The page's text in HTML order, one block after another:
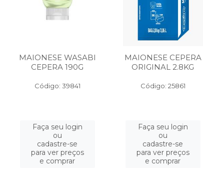
MAIONESE WASABI
CEPERA 190G
Código: 39841
Faça seu login
ou
cadastre-se
para ver preços
e comprar
MAIONESE CEPERA
ORIGINAL 2.8KG
Código: 25861
Faça seu login
ou
cadastre-se
para ver preços
e comprar